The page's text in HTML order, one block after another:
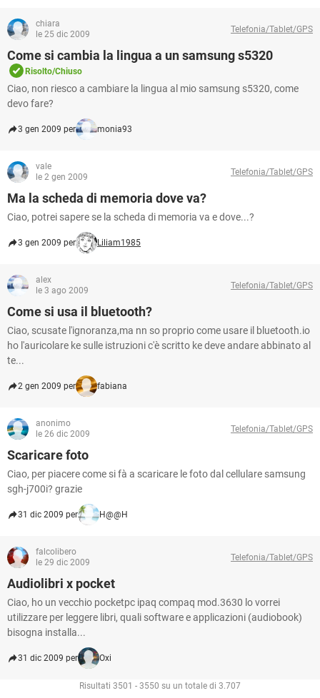
chiara
le 25 dic 2009
Telefonia/Tablet/GPS
Come si cambia la lingua a un samsung s5320
Risolto/Chiuso
Ciao, non riesco a cambiare la lingua al mio samsung s5320, come
devo fare?
3 gen 2009 per monia93
vale
le 2 gen 2009
Telefonia/Tablet/GPS
Ma la scheda di memoria dove va?
Ciao, potrei sapere se la scheda di memoria va e dove...?
3 gen 2009 per Liliam1985
alex
le 3 ago 2009
Telefonia/Tablet/GPS
Come si usa il bluetooth?
Ciao, scusate l'ignoranza,ma nn so proprio come usare il bluetooth.io
ho l'auricolare ke sulle istruzioni c'è scritto ke deve andare abbinato al
te...
2 gen 2009 per fabiana
anonimo
le 26 dic 2009
Telefonia/Tablet/GPS
Scaricare foto
Ciao, per piacere come si fà a scaricare le foto dal cellulare samsung
sgh-j700i? grazie
31 dic 2009 per H@@H
falcolibero
le 29 dic 2009
Telefonia/Tablet/GPS
Audiolibri x pocket
Ciao, ho un vecchio pocketpc ipaq compaq mod.3630 lo vorrei
utilizzare per leggere libri, quali software e applicazioni (audiobook)
bisogna installa...
31 dic 2009 per Oxi
Risultati 3501 - 3550 su un totale di 3.707